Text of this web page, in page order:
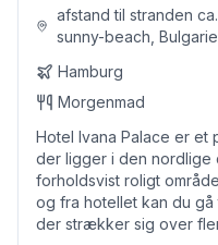
afstand til stranden
sunny-beach,
Hamburg
Morgenmad
Hotel Ivana Palace er et
der ligger i den nordlige
forholdsvist roligt
og fra hotellet kan du gå
der strækker sig over